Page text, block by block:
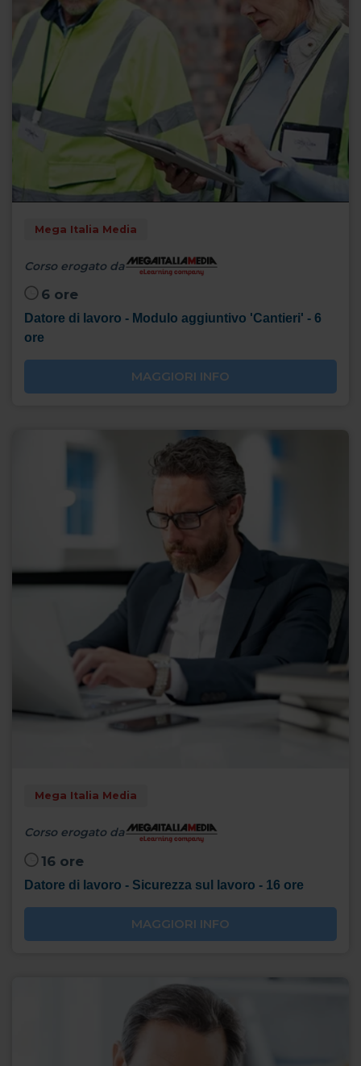
Mega Italia Media
Corso erogato da
6 ore
Datore di lavoro - Modulo aggiuntivo 'Cantieri' - 6
ore
MAGGIORI INFO
Mega Italia Media
Corso erogato da
16 ore
Datore di lavoro - Sicurezza sul lavoro - 16 ore
MAGGIORI INFO